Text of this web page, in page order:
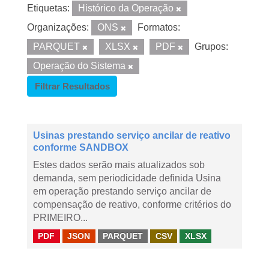
Etiquetas:
Histórico da Operação
Organizações:
ONS
Formatos:
PARQUET
XLSX PDF
Grupos:
Operação do Sistema
Filtrar Resultados
Usinas prestando serviço ancilar de reativo
conforme SANDBOX
Estes dados serão mais atualizados sob
demanda, sem periodicidade definida Usina
em operação prestando serviço ancilar de
compensação de reativo, conforme critérios do
PRIMEIRO...
PDF JSON PARQUET CSV XLSX